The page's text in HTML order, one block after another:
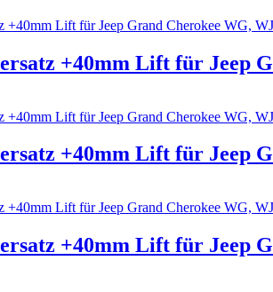
+40mm Lift für Jeep
+40mm Lift für Jeep
+40mm Lift für Jeep